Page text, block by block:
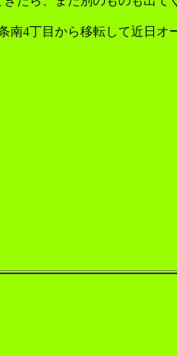
4丁目から移転して近日オ